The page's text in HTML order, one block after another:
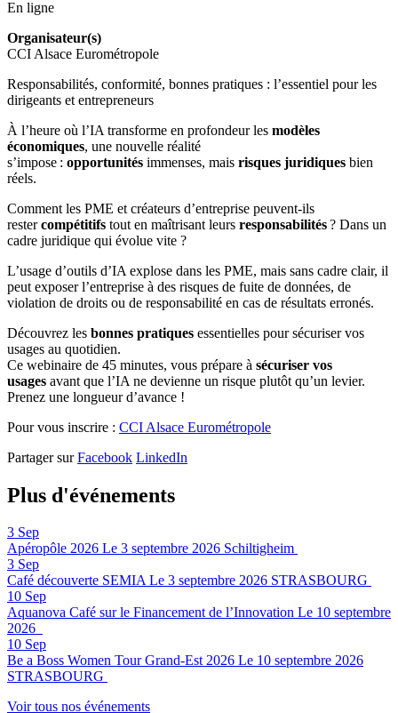
En ligne
Organisateur(s)
CCI Alsace Eurométropole
Responsabilités, conformité, bonnes pratiques : l’essentiel pour les
dirigeants et entrepreneurs
À l’heure où l’IA transforme en profondeur les modèles
économiques, une nouvelle réalité
s’impose : opportunités immenses, mais risques juridiques bien
réels.
Comment les PME et créateurs d’entreprise peuvent-ils
restercompétitifs tout en maîtrisant leurs responsabilités? Dans un
cadre juridique qui évolue vite ?
L’usage d’outils d’IA explose dans les PME, mais sans cadre clair, il
peut exposer l’entreprise à des risques de fuite de données, de
violation de droits ou de responsabilité en cas de résultats erronés.
Découvrez les bonnes pratiques essentielles pour sécuriser vos
usages au quotidien.
Ce webinaire de 45 minutes, vous prépare à sécuriser vos
usages avant que l’IA ne devienne un risque plutôt qu’un levier.
Prenez une longueur d’avance !
Pour vous inscrire : CCI Alsace Eurométropole
Partager sur Facebook LinkedIn
Plus d'événements
3 Sep
Apéropôle 2026 Le 3 septembre 2026 Schiltigheim
3 Sep
Café découverte SEMIALe 3 septembre 2026 STRASBOURG
10 Sep
Aquanova Café sur le Financement de l’Innovation Le 10 septembre
2026
10 Sep
Be a Boss Women Tour Grand-Est 2026 Le 10 septembre 2026
STRASBOURG
Voir tous nos événements